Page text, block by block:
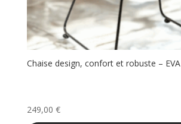
Chaise design, confort et robuste – EVA
249,00 €